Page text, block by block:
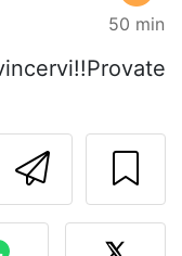
50 min
Invia
la
l'autore
di